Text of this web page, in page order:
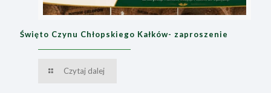
Święto Czynu Chłopskiego Kałków- zaproszenie
Czytaj dalej